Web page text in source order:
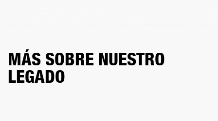
MÁS SOBRE NUESTRO
LEGADO